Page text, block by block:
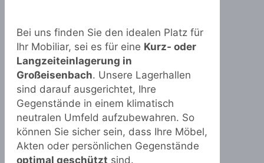
Bei uns finden Sie den idealen Platz für
Ihr Mobiliar, sei es für eine Kurz- oder
Langzeiteinlagerung in
Großeisenbach. Unsere Lagerhallen
sind darauf ausgerichtet, Ihre
Gegenstände in einem klimatisch
neutralen Umfeld aufzubewahren. So
können Sie sicher sein, dass Ihre Möbel,
Akten oder persönlichen Gegenstände
optimal geschützt sind.